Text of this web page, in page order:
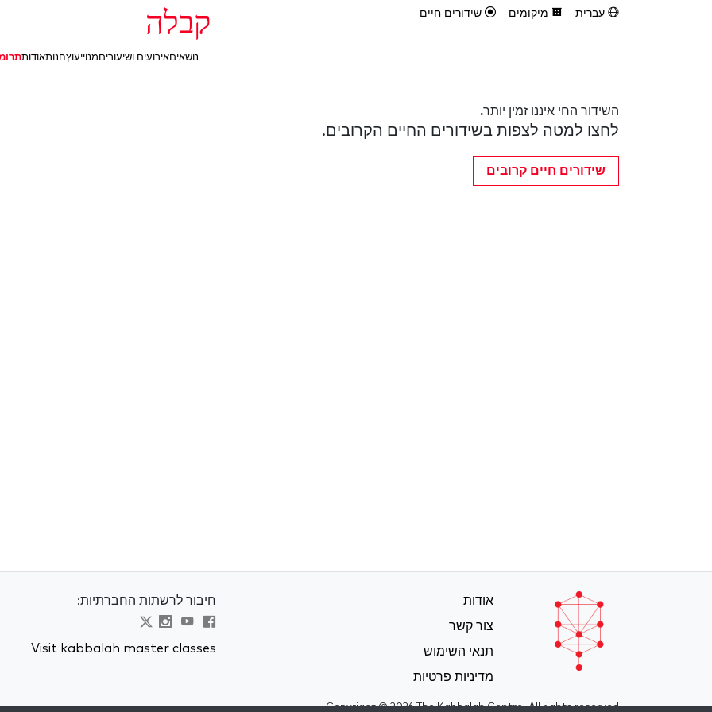
עברית מיקומים שידורים חיים קבלה
נושאיםאירועים ושיעוריםמנוייעוץחנותאודות
השידור החי איננו זמין יותר.
לחצו למטה לצפות בשידורים החיים הקרובים.
שידורים חיים קרובים
אודות
צור קשר
תנאי השימוש
מדיניות פרטיות
חיבור לרשתות החברתיות:
Visit kabbalah master classes
Copyright © 2026 The Kabbalah Centre. All rights reserved.